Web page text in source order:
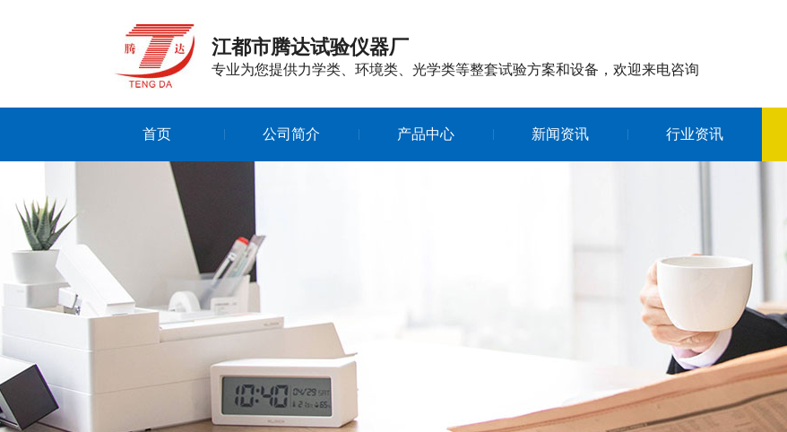
江都市腾达试验仪器厂
专业为您提供力学类、环境类、光学类等整套试验方案和设备，欢迎来电咨询
首页 公司简介 产品中心 新闻资讯 行业资讯